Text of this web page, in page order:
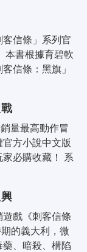
信條」系列官
本書根據育碧軟
信條：黑旗」
量最高動作冒
方小說中文版
必購收藏！ 系
戲《刺客信條
的義大利，微
、暗殺、構陷